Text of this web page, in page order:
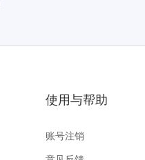
使用与帮助
账号注销